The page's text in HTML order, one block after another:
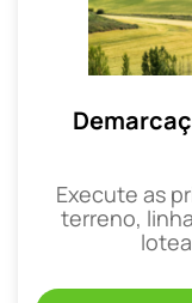
Execute as
terreno,